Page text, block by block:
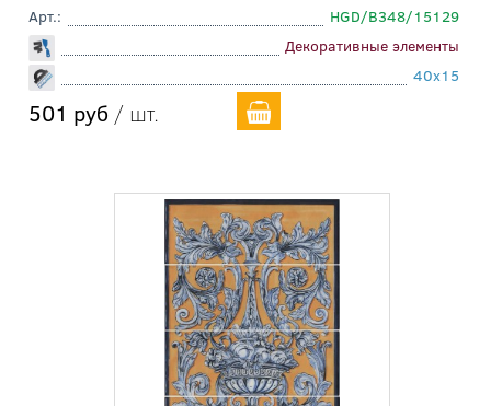
Арт.:
HGD/B348/15129
Декоративные элементы
40x15
501 руб / шт.